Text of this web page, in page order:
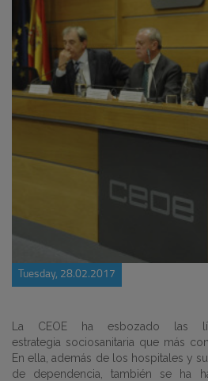
Tuesday, 28.02.2017
La CEOE ha esbozado las
estrategia sociosanitaria que más
En ella, además de los hospitales y
de dependencia, también se ha